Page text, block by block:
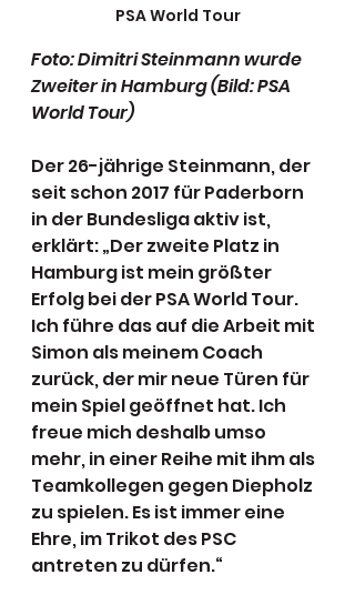
PSA World Tour
Foto: Dimitri Steinmann wurde
Zweiter in Hamburg (Bild: PSA
World Tour)
Der 26-jährige Steinmann, der
seit schon 2017 für Paderborn
in der Bundesliga aktiv ist,
erklärt: „Der zweite Platz in
Hamburg ist mein größter
Erfolg bei der PSA World Tour.
Ich führe das auf die Arbeit mit
Simon als meinem Coach
zurück, der mir neue Türen für
mein Spiel geöffnet hat. Ich
freue mich deshalb umso
mehr, in einer Reihe mit ihm als
Teamkollegen gegen Diepholz
zu spielen. Es ist immer eine
Ehre, im Trikot des PSC
antreten zu dürfen.“